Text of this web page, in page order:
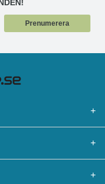
Prenumerera
+
+
+